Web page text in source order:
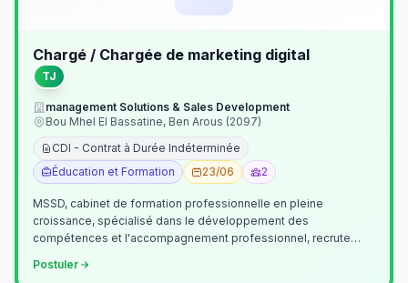
Chargé / Chargée de marketing digital
TJ
management Solutions & Sales Development
Bou Mhel El Bassatine, Ben Arous (2097)
CDI - Contrat à Durée Indéterminée
Éducation et Formation
23/06 2
MSSD, cabinet de formation professionnelle en pleine
croissance, spécialisé dans le développement des
compétences et l'accompagnement professionnel, recrute
Postuler